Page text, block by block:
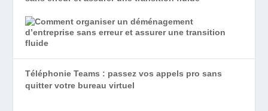
Téléphonie Teams : passez vos appels pro sans
quitter votre bureau virtuel